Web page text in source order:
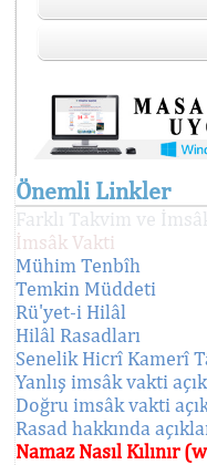
Önemli Linkler
Farklı Takvim ve
İmsâk Vakti
Mühim Tenbîh
Temkin Müddeti
Rü'yet-i Hilâl
Hilâl Rasadları
Senelik Hicrî Kamerî
Yanlış imsâk vakti
Doğru imsâk vakti
Rasad hakkında
Namaz Nasıl Kılınır